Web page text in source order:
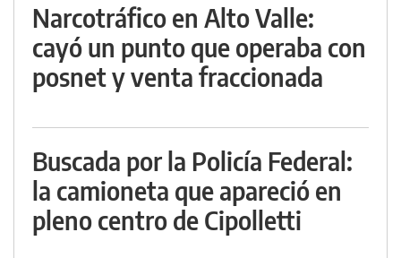
Narcotráfico en Alto Valle:
cayó un punto que operaba con
posnet y venta fraccionada
Buscada por la Policía Federal:
la camioneta que apareció en
pleno centro de Cipolletti